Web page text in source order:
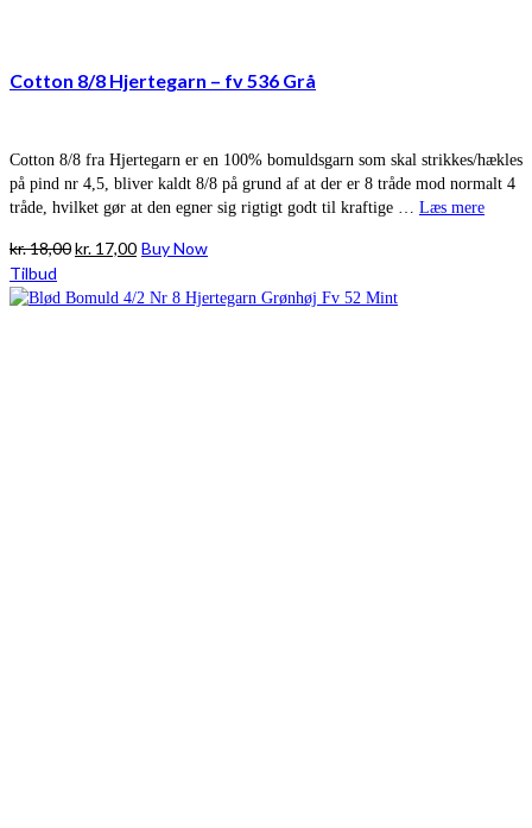
Cotton 8/8 Hjertegarn – fv 536 Grå
Cotton 8/8 fra Hjertegarn er en 100% bomuldsgarn som skal strikkes/hækles
på pind nr 4,5, bliver kaldt 8/8 på grund af at der er 8 tråde mod normalt 4
tråde, hvilket gør at den egner sig rigtigt godt til kraftige … Læs mere
kr.18,00Den
pris
kr. 17,00Den
pris
Buy Now
Tilbud